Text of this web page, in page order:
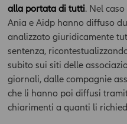
informativa e descrittiva, e
ufficialità. In nessun caso tali
consulenza professionale, né
l’assunzione di alcun
Qualsiasi prodotto,
potrebbe non essere
qualsiasi operazione,
autonomia, la rilevanza delle
News ai fini delle proprie
alla portata di tutti. Nel
Ania e Aidp hanno diffuso
analizzato giuridicamente
sentenza,
subito sui siti delle
giornali, dalle compagnie
che li hanno poi diffusi
chiarimenti a quanti li